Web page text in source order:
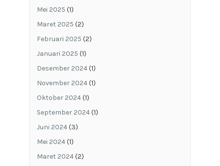
Mei 2025 (1)
Maret 2025 (2)
Februari 2025 (2)
Januari 2025 (1)
Desember 2024(1)
November 2024(1)
Oktober 2024(1)
September 2024(1)
Juni 2024(3)
Mei 2024(1)
Maret 2024(2)